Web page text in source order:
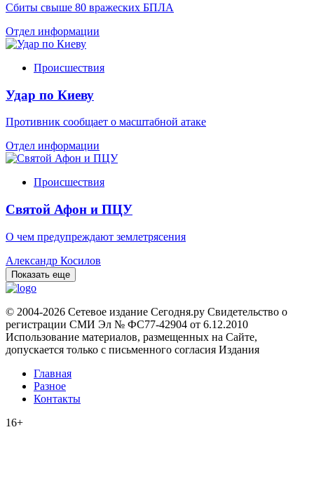
Сбиты свыше 80 вражеских БПЛА
Отдел информации
Происшествия
Удар по Киеву
Противник сообщает о масштабной атаке
Отдел информации
Происшествия
Святой Афон и ПЦУ
О чем предупреждают землетрясения
Александр Косилов
Показать еще
© 2004-2026 Сетевое издание Сегодня.ру Свидетельство о
регистрации СМИ Эл № ФС77-42904 от 6.12.2010
Использование материалов, размещенных на Сайте,
допускается только с письменного согласия Издания
Главная
Разное
Контакты
16+